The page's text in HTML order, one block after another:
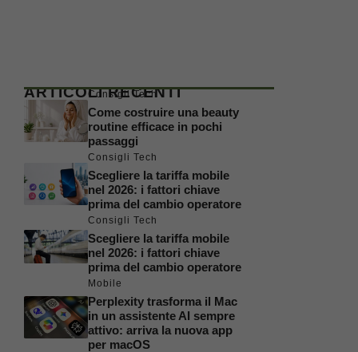
ARTICOLI RECENTI
Consigli Tech
Come costruire una beauty
routine efficace in pochi
passaggi
Consigli Tech
Scegliere la tariffa mobile
nel 2026: i fattori chiave
prima del cambio operatore
Consigli Tech
Scegliere la tariffa mobile
nel 2026: i fattori chiave
prima del cambio operatore
Mobile
Perplexity trasforma il Mac
in un assistente AI sempre
attivo: arriva la nuova app
per macOS